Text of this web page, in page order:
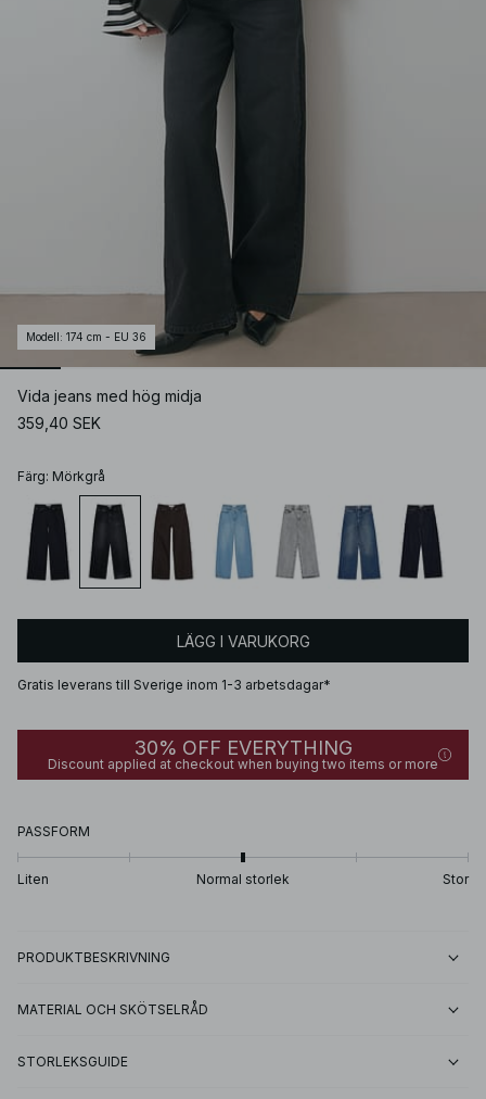
Modell : 174 cm - EU 36
Vida jeans med hög midja
359,40 SEK
Färg: Mörkgrå
LÄGG I VARUKORG
Gratis leverans till Sverige inom 1-3 arbetsdagar*
30% OFF EVERYTHING
Discount applied at checkout when buying two items or more
PASSFORM
Liten Normal storlek Stor
PRODUKTBESKRIVNING
MATERIAL OCH SKÖTSELRÅD
STORLEKSGUIDE